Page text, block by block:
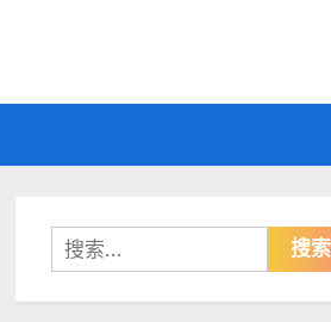
搜
索：